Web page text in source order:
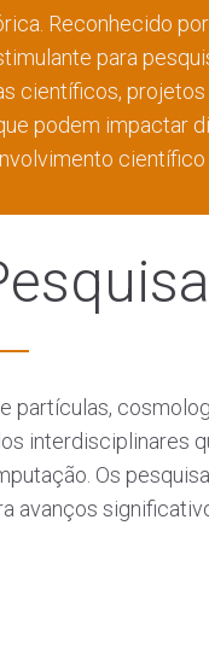
Reconhecido
para
científicos,
podem impactar
científico
interdisciplinares
Os
avanços